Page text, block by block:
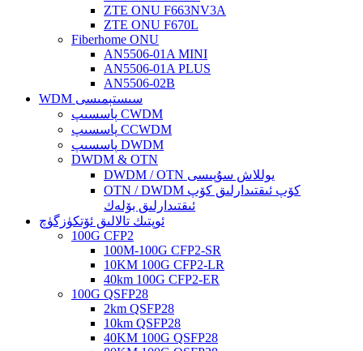
ZTE ONU F663NV3A
ZTE ONU F670L
Fiberhome ONU
AN5506-01A MINI
AN5506-01A PLUS
AN5506-02B
WDM سىستېمىسى
پاسسىپ CWDM
پاسسىپ CCWDM
پاسسىپ DWDM
DWDM & OTN
DWDM / OTN يوللاش سۇپىسى
OTN / DWDM كۆپ ئىقتىدارلىق كۆپ
ئىقتىدارلىق بۆلەك
ئوپتىك تالالىق ئۆتكۈزگۈچ
100G CFP2
100M-100G CFP2-SR
10KM 100G CFP2-LR
40km 100G CFP2-ER
100G QSFP28
2km QSFP28
10km QSFP28
40KM 100G QSFP28